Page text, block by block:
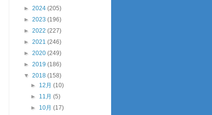
► 2024 (205)
► 2023 (196)
► 2022 (227)
► 2021 (246)
► 2020 (249)
► 2019 (186)
▼ 2018 (158)
► 12月(10)
► 11月(5)
► 10月(17)